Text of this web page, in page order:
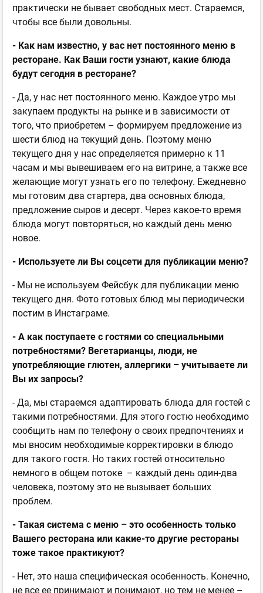
практически не бывает свободных мест. Стараемся,
чтобы все были довольны.
- Как нам известно, у вас нет постоянного меню в
ресторане. Как Ваши гости узнают, какие блюда
будут сегодня в ресторане?
- Да, у нас нет постоянного меню. Каждое утро мы
закупаем продукты на рынке и в зависимости от
того, что приобретем – формируем предложение из
шести блюд на текущий день. Поэтому меню
текущего дня у нас определяется примерно к 11
часам и мы вывешиваем его на витрине, а также все
желающие могут узнать его по телефону. Ежедневно
мы готовим два стартера, два основных блюда,
предложение сыров и десерт. Через какое-то время
блюда могут повторяться, но каждый день меню
новое.
- Используете ли Вы соцсети для публикации меню?
- Мы не используем Фейсбук для публикации меню
текущего дня. Фото готовых блюд мы периодически
постим в Инстаграме.
- А как поступаете с гостями со специальными
потребностями? Вегетарианцы, люди, не
употребляющие глютен, аллергики – учитываете ли
Вы их запросы?
- Да, мы стараемся адаптировать блюда для гостей с
такими потребностями. Для этого гостю необходимо
сообщить нам по телефону о своих предпочтениях и
мы вносим необходимые корректировки в блюдо
для такого гостя. Но таких гостей относительно
немного в общем потоке – каждый день один-два
человека, поэтому это не вызывает больших
проблем.
- Такая система с меню – это особенность только
Вашего ресторана или какие-то другие рестораны
тоже такое практикуют?
- Нет, это наша специфическая особенность. Конечно,
не все ее принимают и понимают, но тем не менее –